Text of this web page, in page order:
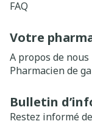
FAQ
Votre
A propos de nous
Pharmacien de
Bulletin
Restez informé